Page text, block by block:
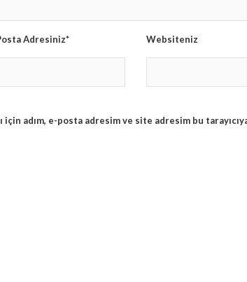
Adresiniz* Websiteniz
için adım, e-posta adresim ve site adresim bu